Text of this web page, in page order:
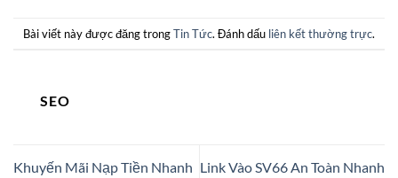
Bài viết này được đăng trongTin Tức. Đánh dấu liên kết thường trực.
SEO
Khuyến Mãi Nạp Tiền Nhanh Link Vào SV66 An Toàn Nhanh